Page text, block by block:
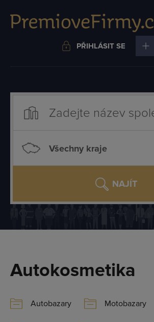
PŘIHLÁSIT SE
Všechny kraje
NAJÍT
Autokosmetika
Autobazary Motobazary